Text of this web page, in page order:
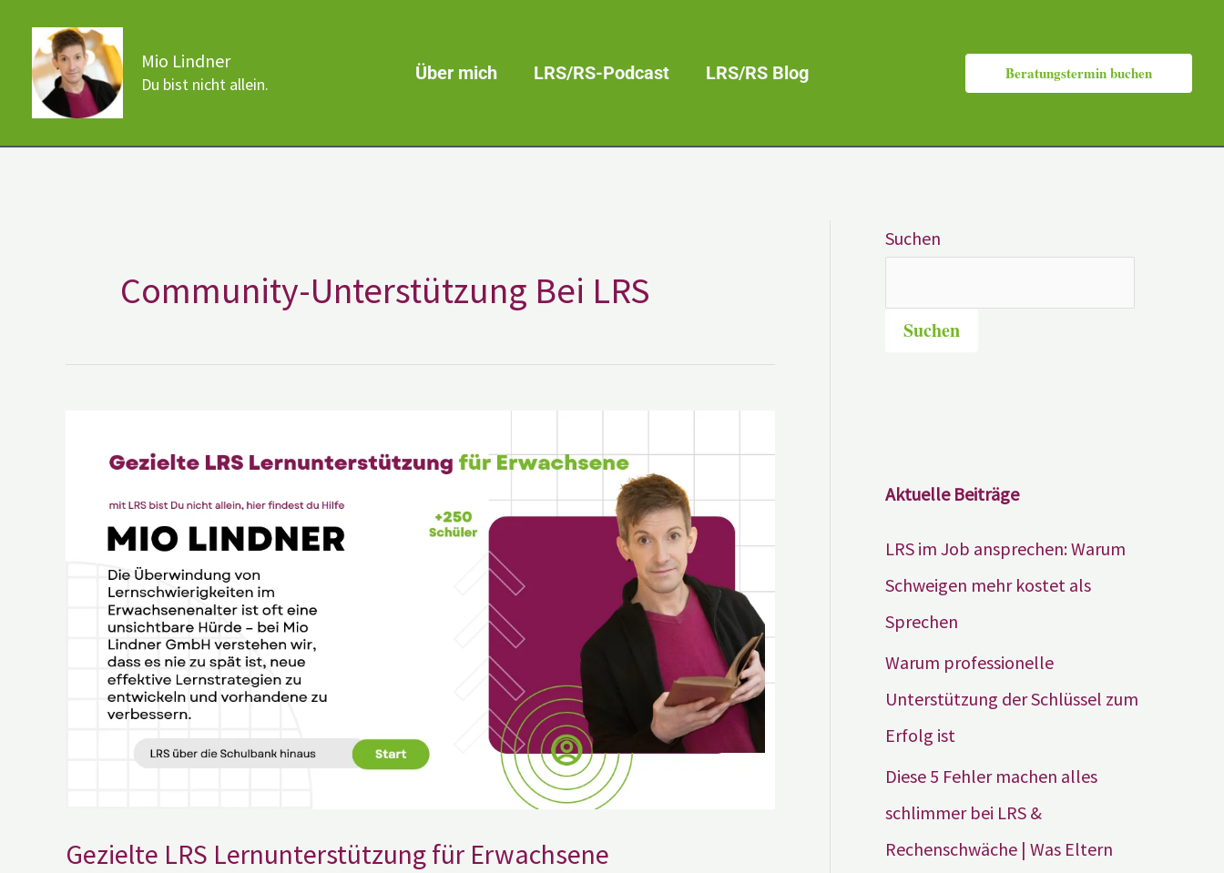
Inhalt
springen
Mio Lindner
Du bist nicht allein. Über mich LRS/RS-Podcast LRS/RS Blog Beratungstermin buchen
Community-Unterstützung Bei LRS
Gezielte LRS Lernunterstützung für Erwachsene
Erwachsene
Suchen
Suchen
Aktuelle Beiträge
LRS im Job ansprechen: Warum
Schweigen mehr kostet als
Sprechen
Warum professionelle
Unterstützung der Schlüssel zum
Erfolg ist
Diese 5 Fehler machen alles
schlimmer bei LRS &
Rechenschwäche | Was Eltern